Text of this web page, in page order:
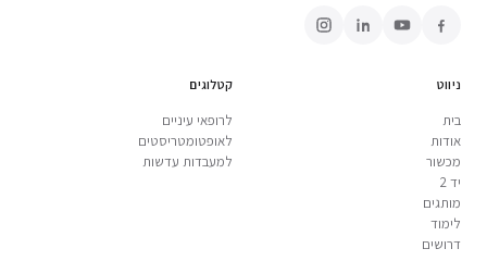
ניווט
בית
אודות
מכשור
יד 2
מותגים
לימוד
דרושים
קטלוגים
לרופאי עיניים
לאופטומטריסטים
למעבדות עדשות